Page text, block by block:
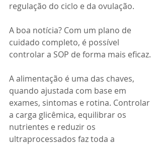
regulação do ciclo e da ovulação.
A boa notícia? Com um plano de
cuidado completo, é possível
controlar a SOP de forma mais eficaz.
A alimentação é uma das chaves,
quando ajustada com base em
exames, sintomas e rotina. Controlar
a carga glicêmica, equilibrar os
nutrientes e reduzir os
ultraprocessados faz toda a